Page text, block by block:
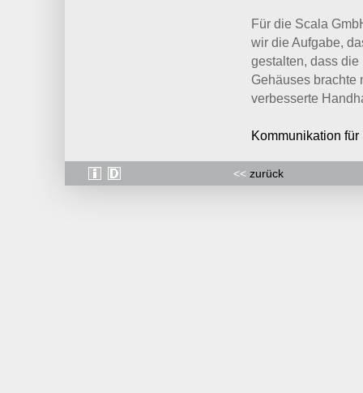
Für die Scala
wir die Aufgabe,
gestalten, dass
Gehäuses brachte
verbesserte
Kommunikation
<< zurück